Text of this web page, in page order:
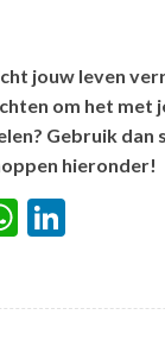
jouw leven
om het met
Gebruik dan
hieronder!